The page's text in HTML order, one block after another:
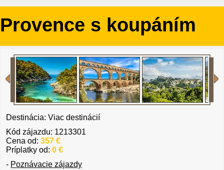
Provence s koupáním
Destinácia: Viac destinácií
Kód zájazdu: 1213301
Cena od:357 €
Príplatky od:0 €
- Poznávacie zájazdy